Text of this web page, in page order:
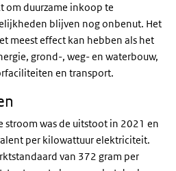
om duurzame inkoop te
blijven nog onbenut. Het
meest effect kan hebben als het
grond-, weg- en waterbouw,
en transport.
stroom was de uitstoot in 2021 en
per kilowattuur elektriciteit.
van 372 gram per